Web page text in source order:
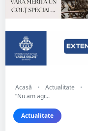
Acasă • Actualitate •
”Nu am agr...
Actualitate